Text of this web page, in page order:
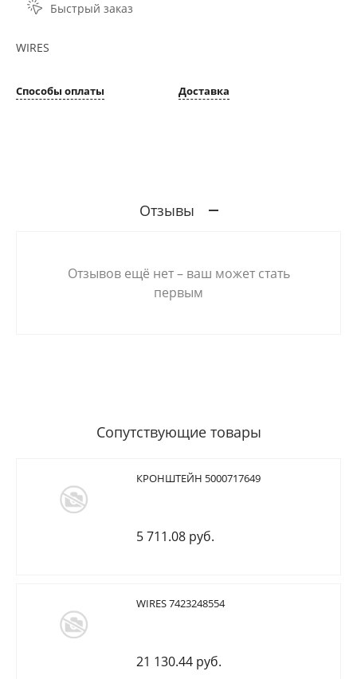
Быстрый заказ
WIRES
Способы оплаты Доставка
Отзывы
Отзывов ещё нет – ваш может стать
первым
Сопутствующие товары
КРОНШТЕЙН 5000717649
5 711.08 руб.
WIRES 7423248554
21 130.44 руб.